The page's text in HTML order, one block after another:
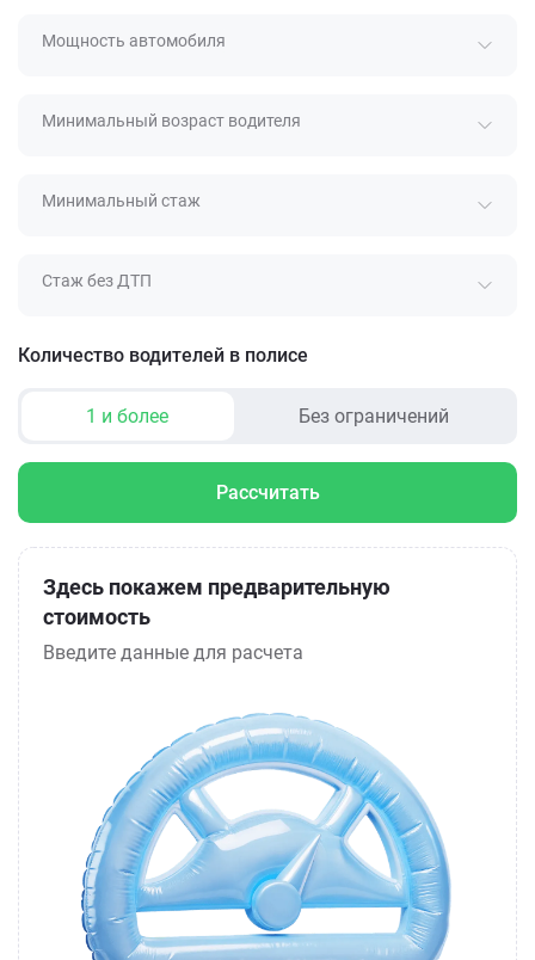
Мощность автомобиля
Минимальный возраст водителя
Минимальный стаж
Стаж без ДТП
Количество водителей в полисе
1 и более Без ограничений
Рассчитать
Здесь покажем предварительную
стоимость
Введите данные для расчета